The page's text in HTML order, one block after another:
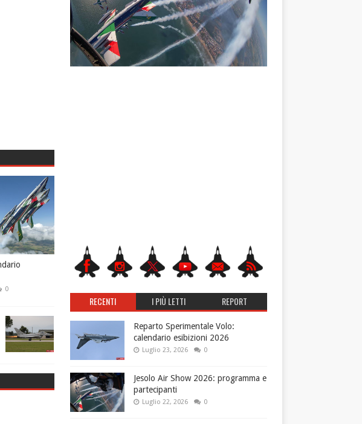
0
RECENTI I PIÙ LETTI REPORT
Reparto Sperimentale Volo:
calendario esibizioni 2026
Luglio 23, 2026 0
Jesolo Air Show 2026: programma e
partecipanti
Luglio 22, 2026 0